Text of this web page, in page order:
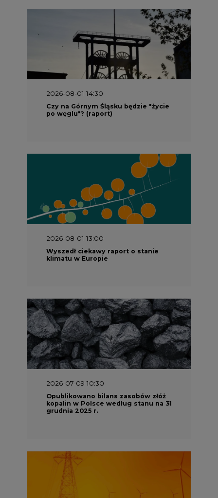
2026-08-01 14:30
Czy na Górnym Śląsku będzie "życie
po węglu"? (raport)
2026-08-01 13:00
Wyszedł ciekawy raport o stanie
klimatu w Europie
2026-07-09 10:30
Opublikowano bilans zasobów złóż
kopalin w Polsce według stanu na 31
grudnia 2025 r.